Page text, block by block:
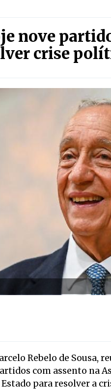
nove
crise
Rebelo de Sousa,
com assento na
para resolver a